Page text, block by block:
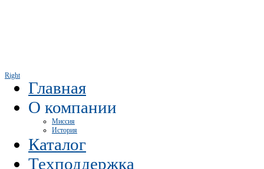
Right
Главная
О компании
Миссия
История
Каталог
Техподдержка